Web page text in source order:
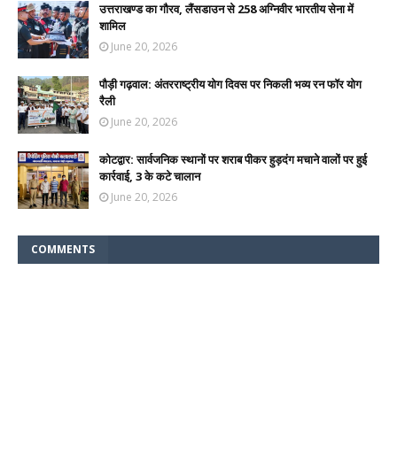
उत्तराखण्ड का गौरव, लैंसडाउन से 258 अग्निवीर भारतीय सेना में
शामिल
June 20, 2026
पौड़ी गढ़वाल: अंतरराष्ट्रीय योग दिवस पर निकली भव्य रन फॉर योग
रैली
June 20, 2026
कोटद्वार: सार्वजनिक स्थानों पर शराब पीकर हुड़दंग मचाने वालों पर हुई
कार्रवाई, 3 के कटे चालान
June 20, 2026
COMMENTS